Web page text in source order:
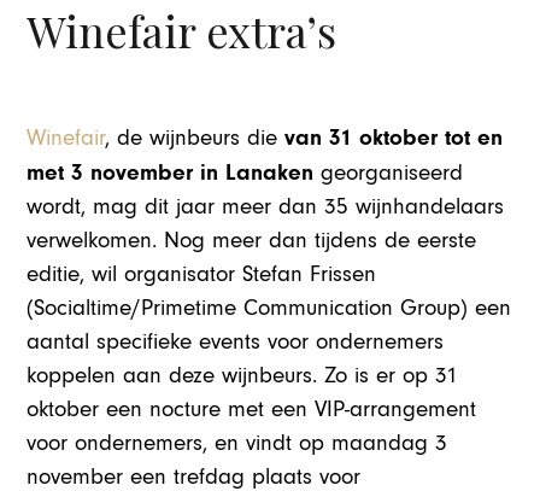
Winefair extra’s
Winefair, de wijnbeurs dievan 31 oktober tot en
met 3 november in Lanaken georganiseerd
wordt, mag dit jaar meer dan 35 wijnhandelaars
verwelkomen. Nog meer dan tijdens de eerste
editie, wil organisator Stefan Frissen
(Socialtime/Primetime Communication Group) een
aantal specifieke events voor ondernemers
koppelen aan deze wijnbeurs. Zo is er op 31
oktober een nocture met een VIP-arrangement
voor ondernemers, en vindt op maandag 3
november een trefdag plaats voor